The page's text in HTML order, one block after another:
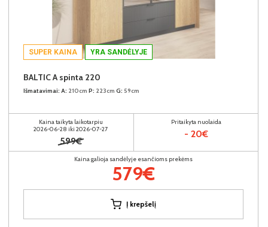
SUPER KAINA YRA SANDĖLYJE
BALTIC A spinta 220
Išmatavimai: A: 210cm P: 223cm G: 59cm
Kaina taikyta laikotarpiu
2026-06-28 iki 2026-07-27
599€
Pritaikyta nuolaida
- 20€
Kaina galioja sandėlyje esančioms prekėms
579€
Į krepšelį